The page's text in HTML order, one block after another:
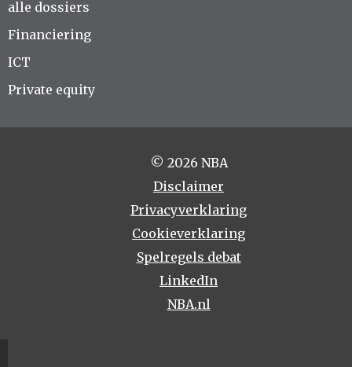
alle dossiers
Financiering
ICT
Private equity
© 2026 NBA
Disclaimer
Privacyverklaring
Cookieverklaring
Spelregels debat
LinkedIn
NBA.nl